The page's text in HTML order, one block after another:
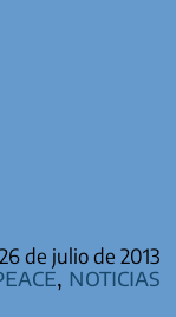
26 de julio de 2013
Noticias